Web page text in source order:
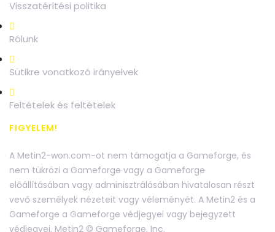
Visszatérítési politika
Rólunk
Sütikre vonatkozó irányelvek
Feltételek és feltételek
FIGYELEM!
A Metin2-won.com-ot nem támogatja a Gameforge, és
nem tükrözi a Gameforge vagy a Gameforge
előállításában vagy adminisztrálásában hivatalosan részt
vevő személyek nézeteit vagy véleményét. A Metin2 és a
Gameforge a Gameforge védjegyei vagy bejegyzett
védjegyei. Metin2 © Gameforge, Inc.